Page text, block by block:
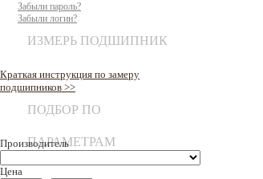
Забыли пароль?
Забыли логин?
ИЗМЕРЬ ПОДШИПНИК
Краткая инструкция по замеру
подшипников >>
ПОДБОР ПО
ПАРАМЕТРАМ
Производитель
Цена